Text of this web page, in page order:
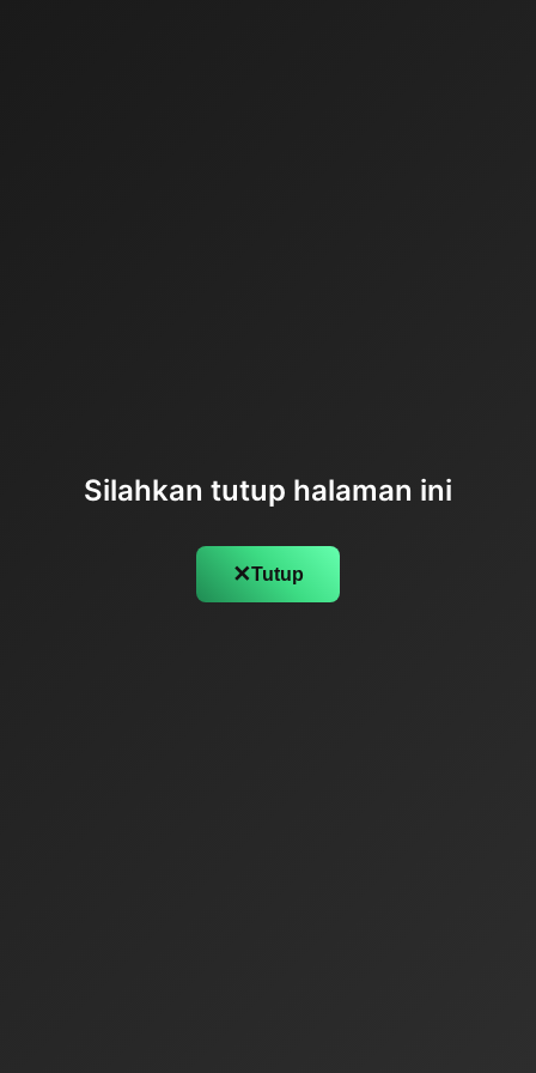
Silahkan tutup halaman ini
✕Tutup